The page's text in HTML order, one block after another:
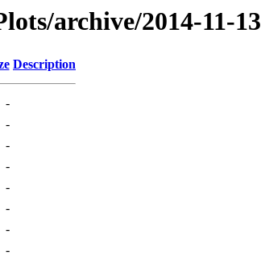
archive/2014-11-13
Description
-
-
-
-
-
-
-
-